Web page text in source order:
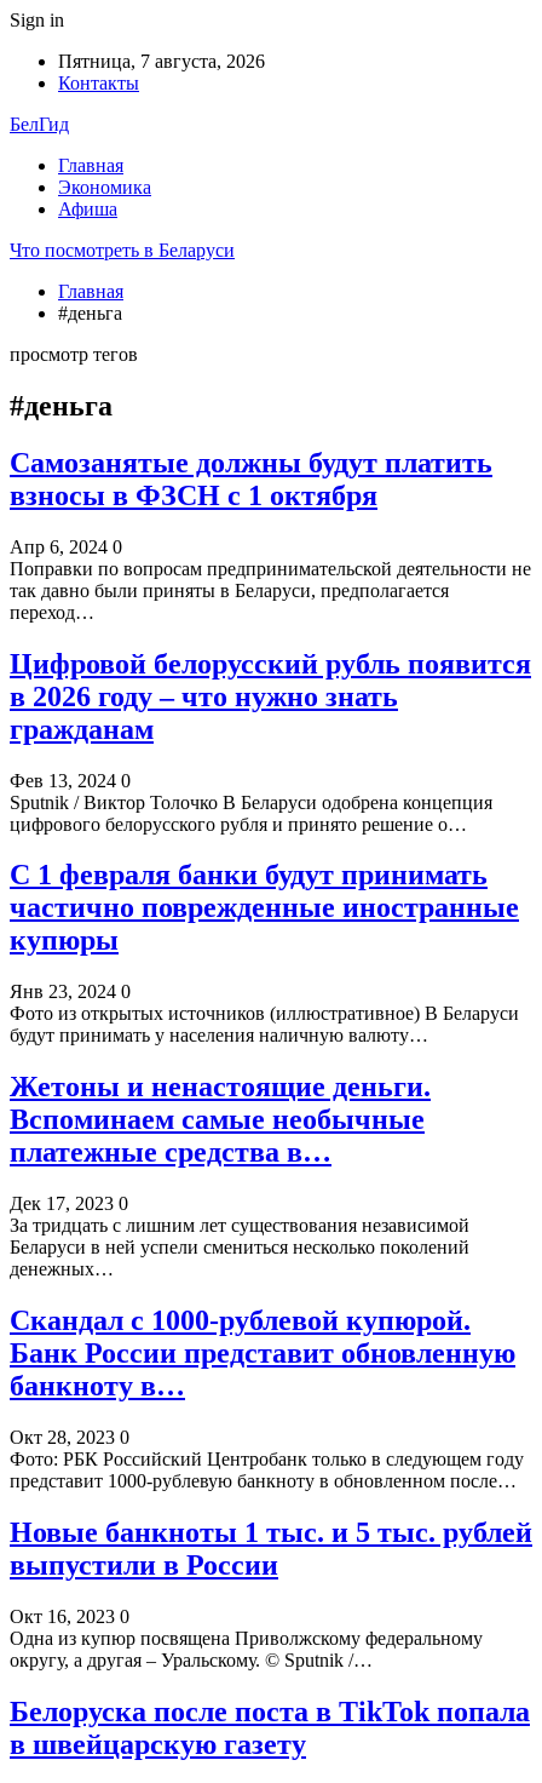
Sign in
Пятница, 7 августа, 2026
Контакты
БелГид
Главная
Экономика
Афиша
Что посмотреть в Беларуси
Главная
#деньга
просмотр тегов
#деньга
Самозанятые должны будут платить
взносы в ФЗСН с 1 октября
Апр 6, 2024 0
Поправки по вопросам предпринимательской деятельности не
так давно были приняты в Беларуси, предполагается
переход…
Цифровой белорусский рубль появится
в 2026 году – что нужно знать
гражданам
Фев 13, 2024 0
Sputnik / Виктор Толочко В Беларуси одобрена концепция
цифрового белорусского рубля и принято решение о…
С 1 февраля банки будут принимать
частично поврежденные иностранные
купюры
Янв 23, 2024 0
Фото из открытых источников (иллюстративное) В Беларуси
будут принимать у населения наличную валюту…
Жетоны и ненастоящие деньги.
Вспоминаем самые необычные
платежные средства в…
Дек 17, 2023 0
За тридцать с лишним лет существования независимой
Беларуси в ней успели смениться несколько поколений
денежных…
Скандал с 1000-рублевой купюрой.
Банк России представит обновленную
банкноту в…
Окт 28, 2023 0
Фото: РБК Российский Центробанк только в следующем году
представит 1000-рублевую банкноту в обновленном после…
Новые банкноты 1 тыс. и 5 тыс. рублей
выпустили в России
Окт 16, 2023 0
Одна из купюр посвящена Приволжскому федеральному
округу, а другая – Уральскому. © Sputnik /…
Белоруска после поста в TikTok попала
в швейцарскую газету